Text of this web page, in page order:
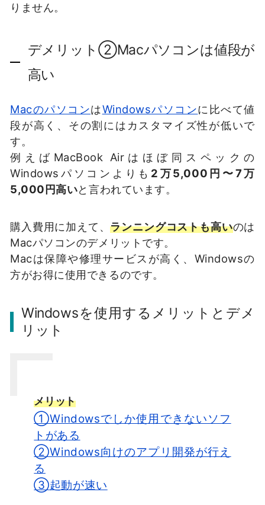
りません。
デメリット②Macパソコンは値段が
高い
MacのパソコンはWindowsパソコンに比べて値
段が高く、その割にはカスタマイズ性が低いで
す。
例えばMacBook Airはほぼ同スペックの
Windowsパソコンよりも 2万5,000円〜7万
5,000円高いと言われています。
購入費用に加えて、ランニングコストも高いのは
Macパソコンのデメリットです。
Macは保障や修理サービスが高く、Windowsの
方がお得に使用できるのです。
Windowsを使用するメリットとデメ
リット
メリット
①Windowsでしか使用できないソフ
トがある
②Windows向けのアプリ開発が行え
る
③起動が速い